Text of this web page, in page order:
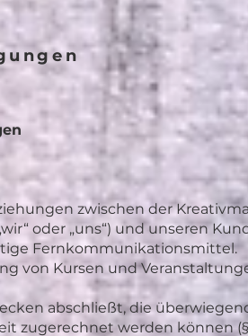
zwischen der
oder „uns“) und unseren
Fernkommunikationsmittel.
von Kursen und
abschließt, die
zugerechnet werden können (§